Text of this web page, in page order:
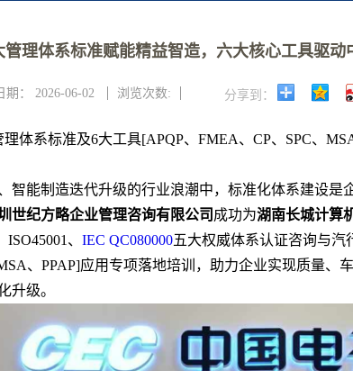
管理体系标准赋能精益智造，六大核心工具驱动
期： 2026-06-02 浏览次数:
体系标准及6大工具[APQP、FMEA、CP、SPC、
智能制造迭代升级的行业浪潮中，标准化体系建设是
世纪方略企业管理咨询有限公司 成功为湖南长城计算
、 IEC QC080000五大权威体系认证咨询与汽
、PPAP]应用专项落地培训，助力企业实现质量、
升级。
分享到：